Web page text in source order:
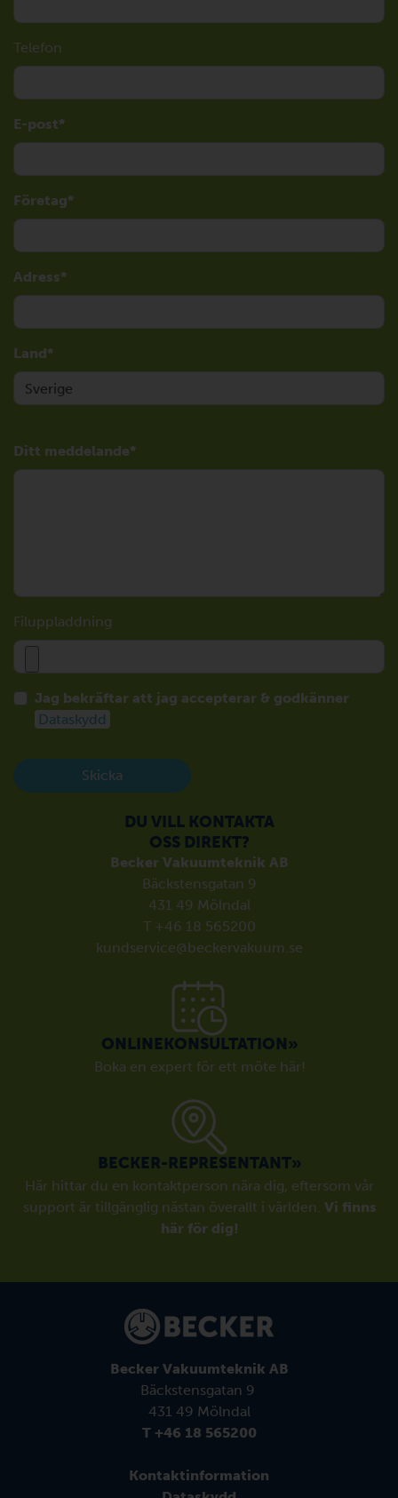
Telefon
E-post
Företag
Adress
Land
Ditt meddelande
Filuppladdning
Jag bekräftar att jag accepterar & godkänner
Dataskydd
Skicka
DU VILL KONTAKTA
OSS DIREKT?
Becker Vakuumteknik AB
Bäckstensgatan 9
431 49 Mölndal
T +46 18 565200
kundservice@beckervakuum.se
ONLINEKONSULTATION»
Boka en expert för ett möte här!
BECKER-REPRESENTANT»
Här hittar du en kontaktperson nära dig, eftersom vår
support är tillgänglig nästan överallt i världen. Vi finns
här för dig!
Becker Vakuumteknik AB
Bäckstensgatan 9
431 49 Mölndal
T +46 18 565200
Kontaktinformation